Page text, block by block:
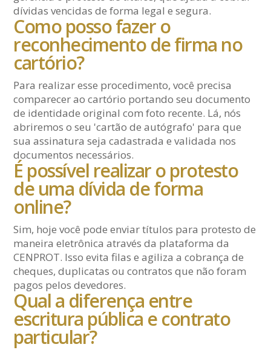
dívidas vencidas de forma legal e segura.
Como posso fazer o
reconhecimento de firma no
cartório?
Para realizar esse procedimento, você precisa
comparecer ao cartório portando seu documento
de identidade original com foto recente. Lá, nós
abriremos o seu 'cartão de autógrafo' para que
sua assinatura seja cadastrada e validada nos
documentos necessários.
É possível realizar o protesto
de uma dívida de forma
online?
Sim, hoje você pode enviar títulos para protesto de
maneira eletrônica através da plataforma da
CENPROT. Isso evita filas e agiliza a cobrança de
cheques, duplicatas ou contratos que não foram
pagos pelos devedores.
Qual a diferença entre
escritura pública e contrato
particular?